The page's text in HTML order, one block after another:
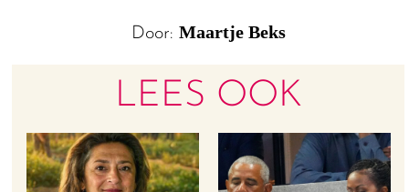
Door: Maartje Beks
LEES OOK